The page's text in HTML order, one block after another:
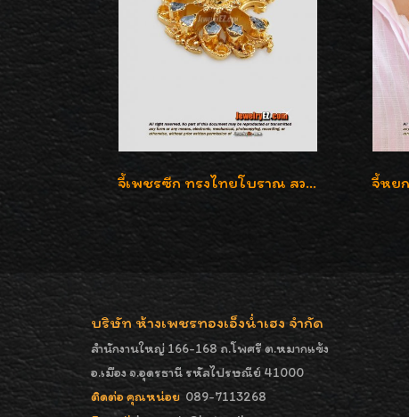
จี้เพชรซีก ทรงไทยโบราณ สวยมากๆค่ะ
บริษัท ห้างเพชรทองเอ็งน่ำเฮง จำกัด
สำนักงานใหญ่ 166-168 ถ.โพศรี ต.หมากแข้ง
อ.เมือง จ.อุดรธานี รหัสไปรษณีย์ 41000
ติดต่อ คุณหน่อย 089-7113268